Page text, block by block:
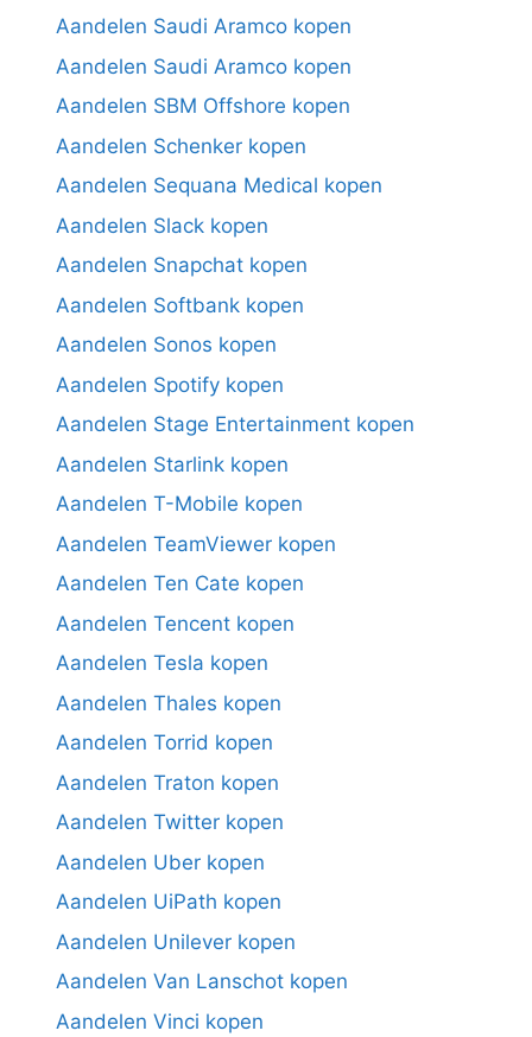
Aandelen Saudi Aramco kopen
Aandelen Saudi Aramco kopen
Aandelen SBM Offshore kopen
Aandelen Schenker kopen
Aandelen Sequana Medical kopen
Aandelen Slack kopen
Aandelen Snapchat kopen
Aandelen Softbank kopen
Aandelen Sonos kopen
Aandelen Spotify kopen
Aandelen Stage Entertainment kopen
Aandelen Starlink kopen
Aandelen T-Mobile kopen
Aandelen TeamViewer kopen
Aandelen Ten Cate kopen
Aandelen Tencent kopen
Aandelen Tesla kopen
Aandelen Thales kopen
Aandelen Torrid kopen
Aandelen Traton kopen
Aandelen Twitter kopen
Aandelen Uber kopen
Aandelen UiPath kopen
Aandelen Unilever kopen
Aandelen Van Lanschot kopen
Aandelen Vinci kopen